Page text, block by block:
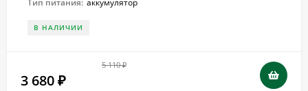
Тип питания: аккумулятор
В НАЛИЧИИ
5 110₽
3 680 ₽